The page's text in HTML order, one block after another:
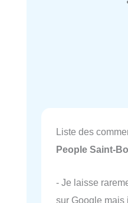
Liste des
People Saint-
- Je laisse
sur Google mais